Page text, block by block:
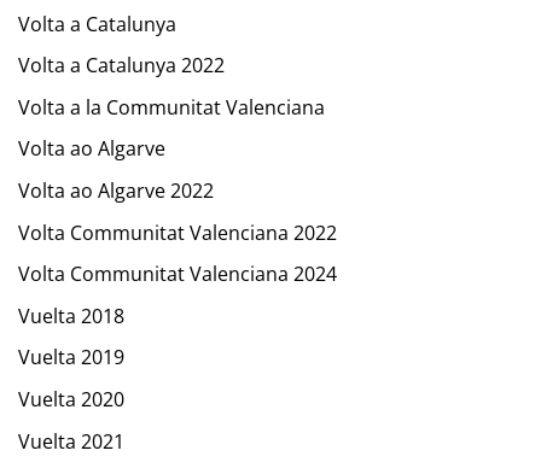
Volta a Catalunya
Volta a Catalunya 2022
Volta a la Communitat Valenciana
Volta ao Algarve
Volta ao Algarve 2022
Volta Communitat Valenciana 2022
Volta Communitat Valenciana 2024
Vuelta 2018
Vuelta 2019
Vuelta 2020
Vuelta 2021